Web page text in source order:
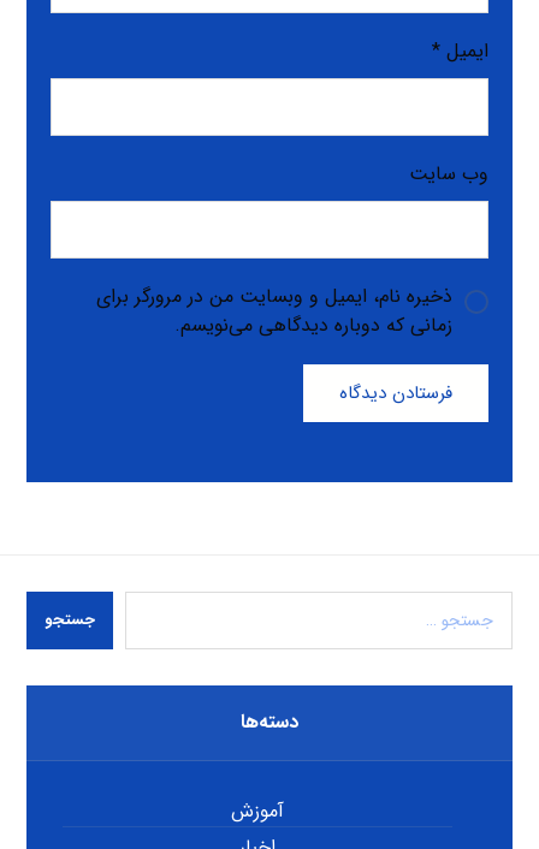
ایمیل*
وب‌ سایت
ذخیره نام، ایمیل و وبسایت من در مرورگر برای
زمانی که دوباره دیدگاهی می‌نویسم.
فرستادن دیدگاه
جستجو
دسته‌ها
آموزش